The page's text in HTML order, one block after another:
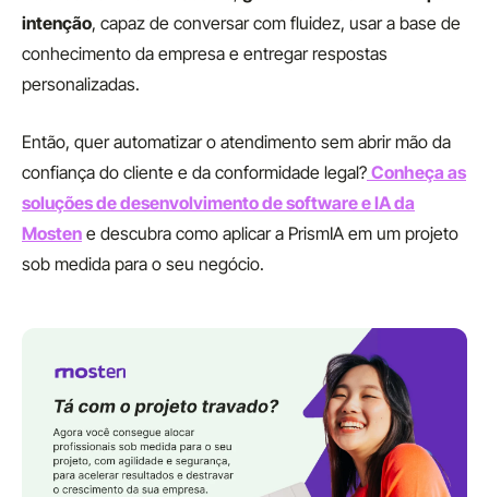
intenção, capaz de conversar com fluidez, usar a base de
conhecimento da empresa e entregar respostas
personalizadas.
Então, quer automatizar o atendimento sem abrir mão da
confiança do cliente e da conformidade legal? Conheça as
soluções de desenvolvimento de software e IA da
Mosten e descubra como aplicar a PrismIA em um projeto
sob medida para o seu negócio.